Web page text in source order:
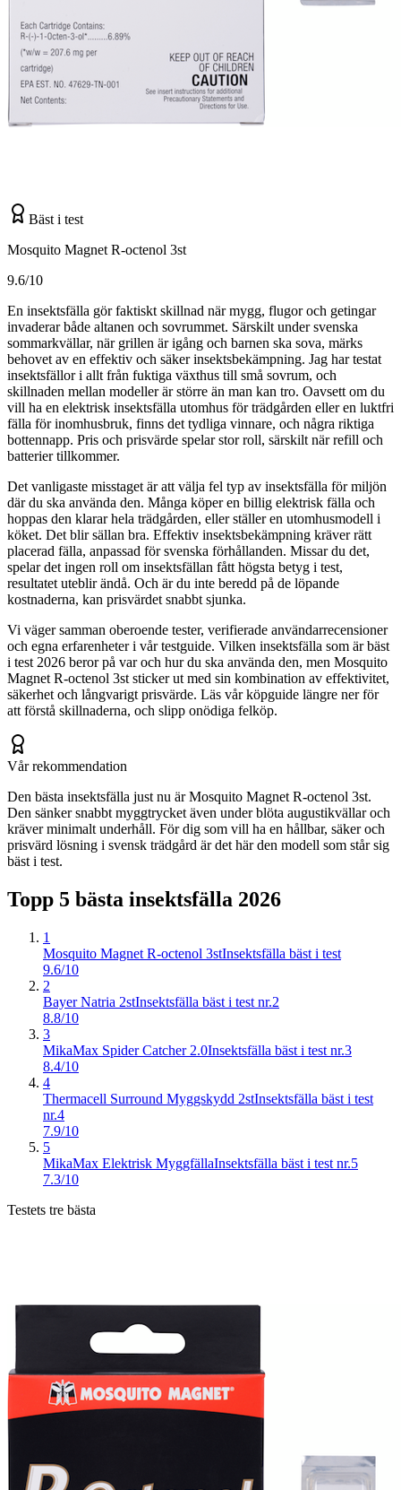
Bäst i test
Mosquito Magnet R-octenol 3st
9.6/10
En insektsfälla gör faktiskt skillnad när mygg, flugor och getingar
invaderar både altanen och sovrummet. Särskilt under svenska
sommarkvällar, när grillen är igång och barnen ska sova, märks
behovet av en effektiv och säker insektsbekämpning. Jag har testat
insektsfällor i allt från fuktiga växthus till små sovrum, och
skillnaden mellan modeller är större än man kan tro. Oavsett om du
vill ha en elektrisk insektsfälla utomhus för trädgården eller en luktfri
fälla för inomhusbruk, finns det tydliga vinnare, och några riktiga
bottennapp. Pris och prisvärde spelar stor roll, särskilt när refill och
batterier tillkommer.
Det vanligaste misstaget är att välja fel typ av insektsfälla för miljön
där du ska använda den. Många köper en billig elektrisk fälla och
hoppas den klarar hela trädgården, eller ställer en utomhusmodell i
köket. Det blir sällan bra. Effektiv insektsbekämpning kräver rätt
placerad fälla, anpassad för svenska förhållanden. Missar du det,
spelar det ingen roll om insektsfällan fått högsta betyg i test,
resultatet uteblir ändå. Och är du inte beredd på de löpande
kostnaderna, kan prisvärdet snabbt sjunka.
Vi väger samman oberoende tester, verifierade användarrecensioner
och egna erfarenheter i vår testguide. Vilken insektsfälla som är bäst
i test 2026 beror på var och hur du ska använda den, men Mosquito
Magnet R-octenol 3st sticker ut med sin kombination av effektivitet,
säkerhet och långvarigt prisvärde. Läs vår köpguide längre ner för
att förstå skillnaderna, och slipp onödiga felköp.
Vår rekommendation
Den bästa insektsfälla just nu är Mosquito Magnet R-octenol 3st.
Den sänker snabbt myggtrycket även under blöta augustikvällar och
kräver minimalt underhåll. För dig som vill ha en hållbar, säker och
prisvärd lösning i svensk trädgård är det här den modell som står sig
bäst i test.
Topp 5 bästa insektsfälla 2026
1
Mosquito Magnet R-octenol 3stInsektsfälla bäst i test
9.6/10
2
Bayer Natria 2stInsektsfälla bäst i test nr.2
8.8/10
3
MikaMax Spider Catcher 2.0Insektsfälla bäst i test nr.3
8.4/10
4
Thermacell Surround Myggskydd 2stInsektsfälla bäst i test
nr.4
7.9/10
5
MikaMax Elektrisk MyggfällaInsektsfälla bäst i test nr.5
7.3/10
Testets tre bästa